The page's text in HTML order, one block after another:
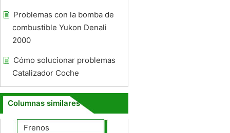
Problemas con la bomba de
combustible Yukon Denali
2000
Cómo solucionar problemas
Catalizador Coche
Columnas similares
Frenos